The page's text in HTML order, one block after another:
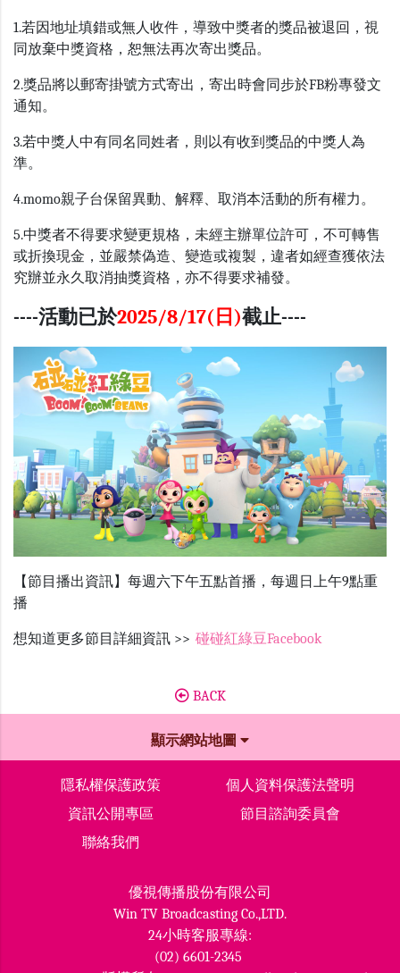
1.若因地址填錯或無人收件，導致中獎者的獎品被退回，視
同放棄中獎資格，恕無法再次寄出獎品。
2.獎品將以郵寄掛號方式寄出，寄出時會同步於FB粉專發文
通知。
3.若中獎人中有同名同姓者，則以有收到獎品的中獎人為
準。
4.momo親子台保留異動、解釋、取消本活動的所有權力。
5.中獎者不得要求變更規格，未經主辦單位許可，不可轉售
或折換現金，並嚴禁偽造、變造或複製，違者如經查獲依法
究辦並永久取消抽獎資格，亦不得要求補發。
----活動已於2025/8/17(日)截止----
【節目播出資訊】每週六下午五點首播，每週日上午9點重
播
想知道更多節目詳細資訊 >> 碰碰紅綠豆Facebook
BACK
顯示網站地圖
隱私權保護政策
個人資料保護法聲明
資訊公開專區
節目諮詢委員會
聯絡我們
優視傳播股份有限公司
Win TV Broadcasting Co.,LTD.
24小時客服專線:
(02) 6601-2345